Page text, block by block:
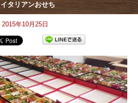
イタリアンおせち
2015年10月25日